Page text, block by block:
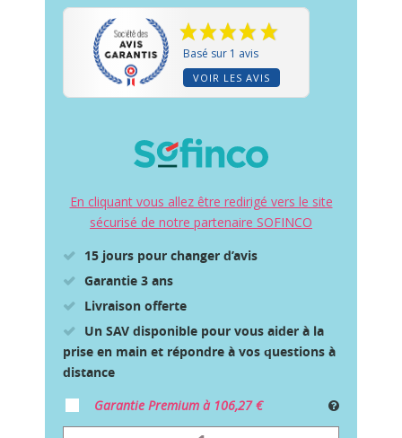
Basé sur 1 avis
VOIR LES AVIS
En cliquant vous allez être redirigé vers le site
sécurisé de notre partenaire SOFINCO
15 jours pour changer d’avis
Garantie 3 ans
Livraison offerte
Un SAV disponible pour vous aider à la
prise en main et répondre à vos questions à
distance
Garantie Premium à 106,27 €